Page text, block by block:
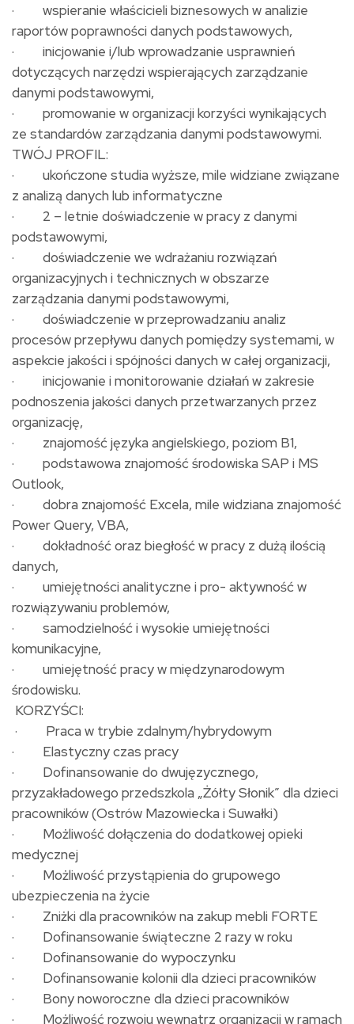
· wspieranie właścicieli biznesowych w analizie
raportów poprawności danych podstawowych,
· inicjowanie i/lub wprowadzanie usprawnień
dotyczących narzędzi wspierających zarządzanie
danymi podstawowymi,
· promowanie w organizacji korzyści wynikających
ze standardów zarządzania danymi podstawowymi.
TWÓJ PROFIL:
· ukończone studia wyższe, mile widziane związane
z analizą danych lub informatyczne
· 2 – letnie doświadczenie w pracy z danymi
podstawowymi,
· doświadczenie we wdrażaniu rozwiązań
organizacyjnych i technicznych w obszarze
zarządzania danymi podstawowymi,
· doświadczenie w przeprowadzaniu analiz
procesów przepływu danych pomiędzy systemami, w
aspekcie jakości i spójności danych w całej organizacji,
· inicjowanie i monitorowanie działań w zakresie
podnoszenia jakości danych przetwarzanych przez
organizację,
· znajomość języka angielskiego, poziom B1,
· podstawowa znajomość środowiska SAP i MS
Outlook,
· dobra znajomość Excela, mile widziana znajomość
Power Query, VBA,
· dokładność oraz biegłość w pracy z dużą ilością
danych,
· umiejętności analityczne i pro- aktywność w
rozwiązywaniu problemów,
· samodzielność i wysokie umiejętności
komunikacyjne,
· umiejętność pracy w międzynarodowym
środowisku.
KORZYŚCI:
· Praca w trybie zdalnym/hybrydowym
· Elastyczny czas pracy
· Dofinansowanie do dwujęzycznego,
przyzakładowego przedszkola „Żółty Słonik” dla dzieci
pracowników (Ostrów Mazowiecka i Suwałki)
· Możliwość dołączenia do dodatkowej opieki
medycznej
· Możliwość przystąpienia do grupowego
ubezpieczenia na życie
· Zniżki dla pracowników na zakup mebli FORTE
· Dofinansowanie świąteczne 2 razy w roku
· Dofinansowanie do wypoczynku
· Dofinansowanie kolonii dla dzieci pracowników
· Bony noworoczne dla dzieci pracowników
· Możliwość rozwoju wewnątrz organizacji w ramach